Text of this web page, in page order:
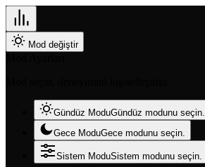
Mod değiştir
Gündüz ModuGündüz modunu seçin.
Gece ModuGece modunu seçin.
Sistem ModuSistem modunu seçin.